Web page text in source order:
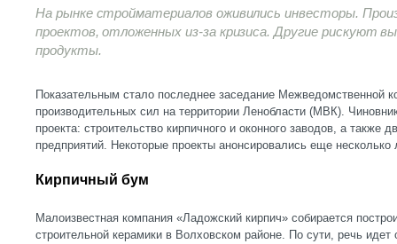
На рынке стройматериалов оживились инвесторы.
проектов, отложенных из-за кризиса. Другие рискуют
продукты.
Показательным стало последнее заседание Межведомственной
производительных сил на территории Ленобласти (МВК).
проекта: строительство кирпичного и оконного заводов, а также
предприятий. Некоторые проекты анонсировались еще несколько
Кирпичный бум
Малоизвестная компания «Ладожский кирпич» собирается
строительной керамики в Волховском районе. По сути, речь идет